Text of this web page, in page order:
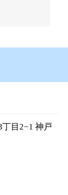
目2−1 神戸